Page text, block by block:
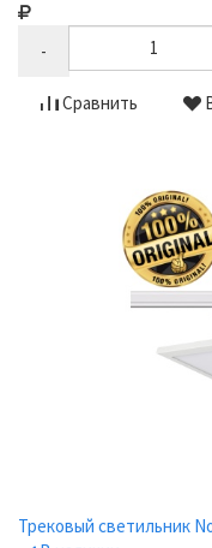
-
Сравнить
Трековый светильник